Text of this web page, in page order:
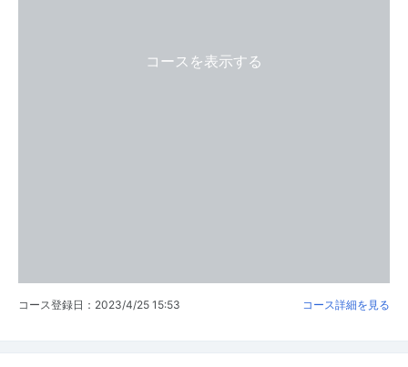
コースを表示する
コース登録日：2023/4/25 15:53 コース詳細を見る